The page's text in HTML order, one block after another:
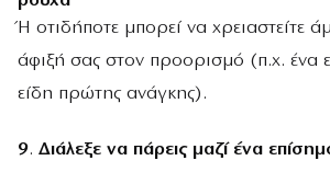
Ή οτιδήποτε μπορεί να χρειαστείτε
άφιξή σας στον προορισμό (π.χ. ένα
είδη πρώτης ανάγκης).
9. Διάλεξε να πάρεις μαζί ένα